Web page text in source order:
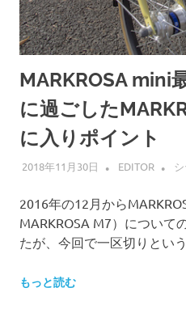
MARKROSA mini
に過ごした
に入りポイント
2018年11月30日 EDITOR
2016年の12月から
MARKROSA M7）について
たが、今回で一区切りとい
もっと読む